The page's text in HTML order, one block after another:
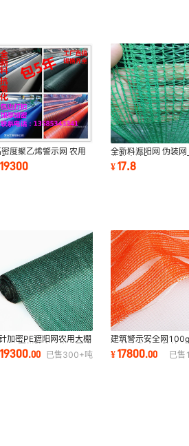
度聚乙烯警示网 农用
阳网
19300
全新料遮阳网 伪装网
化防尘遮阳网75%遮
¥17.8
加密PE遮阳网农用大棚
晒网围栏防尘遮光网覆膜
网
19300.00 已售300+吨
建筑警示安全网
PE抗老化密目防护网
网
¥17800.00 已售